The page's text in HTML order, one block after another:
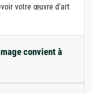
votre œuvre d'art
convient à